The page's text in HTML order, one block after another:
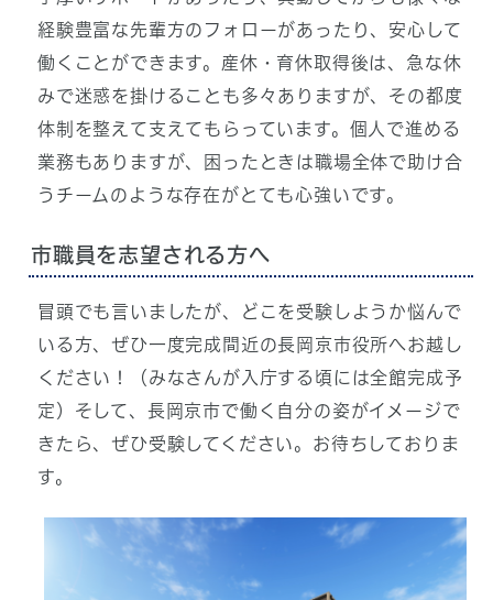
経験豊富な先輩方のフォローがあったり、安心して
働くことができます。産休・育休取得後は、急な休
みで迷惑を掛けることも多々ありますが、その都度
体制を整えて支えてもらっています。個人で進める
業務もありますが、困ったときは職場全体で助け合
うチームのような存在がとても心強いです。
市職員を志望される方へ
冒頭でも言いましたが、どこを受験しようか悩んで
いる方、ぜひ一度完成間近の長岡京市役所へお越し
ください！（みなさんが入庁する頃には全館完成予
定）そして、長岡京市で働く自分の姿がイメージで
きたら、ぜひ受験してください。お待ちしておりま
す。